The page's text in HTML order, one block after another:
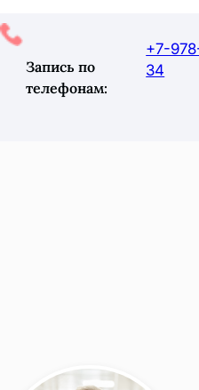
Запись по
телефонам:
+7-
34